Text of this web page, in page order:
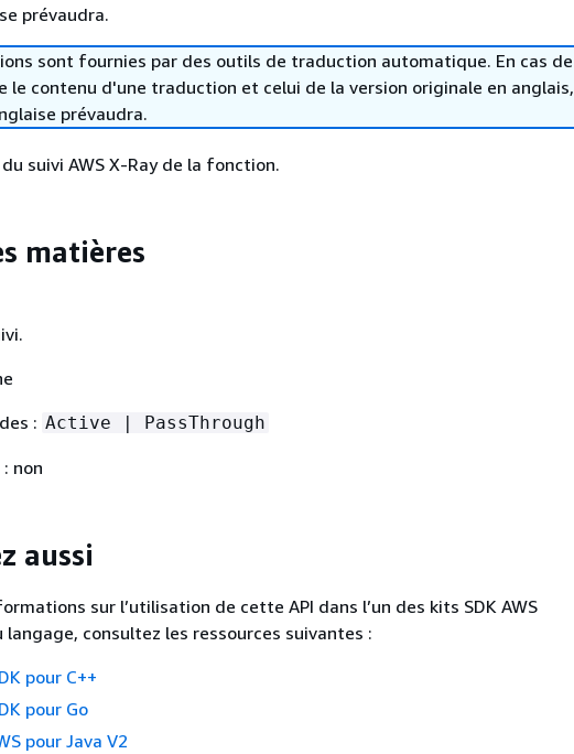
prévaudra.
sont fournies par des outils de traduction automatique. En cas de
le contenu d'une traduction et celui de la version originale en anglais,
prévaudra.
suivi AWS X-Ray de la fonction.
matières
: Active | PassThrough
non
aussi
sur l’utilisation de cette API dans l’un des kits SDK AWS
langage, consultez les ressources suivantes :
pour C++
pour Go
pour Java V2